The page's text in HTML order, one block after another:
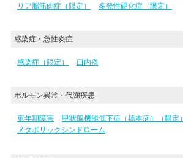
リア脳筋肉症（限定）
多発性硬化症（限定）
感染症・急性炎症
感染症（限定） 口内炎
ホルモン異常・代謝疾患
更年期障害 甲状腺機能低下症（橋本病）（限定）
メタボリックシンドローム